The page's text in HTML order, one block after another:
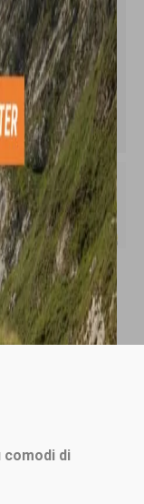
comodi di